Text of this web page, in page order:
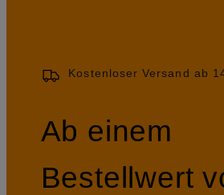
Kostenloser Versand ab
Ab einem
Bestellwert